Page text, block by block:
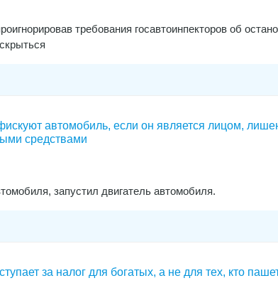
требования госавтоинпекторов об
автомобиль, если он является лицом,
средствами
запустил двигатель автомобиля.
за налог для богатых, а не для тех, кто